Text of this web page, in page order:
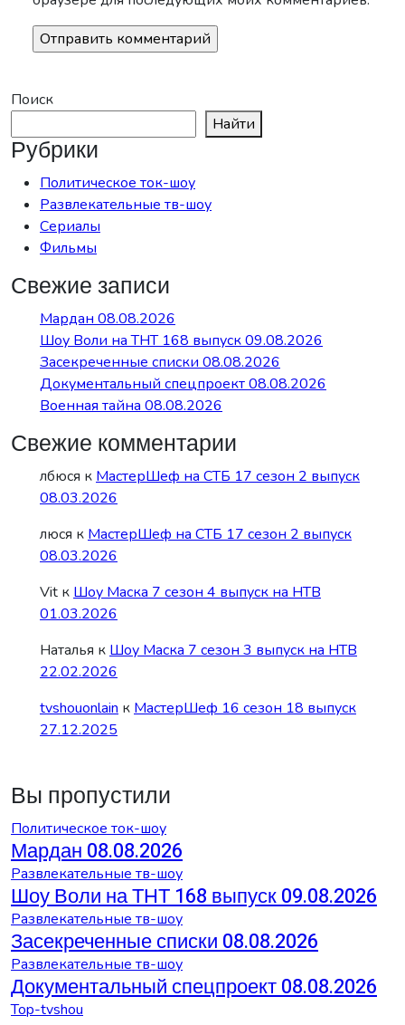
Поиск
Найти
Рубрики
Политическое ток-шоу
Развлекательные тв-шоу
Сериалы
Фильмы
Свежие записи
Мардан 08.08.2026
Шоу Воли на ТНТ 168 выпуск 09.08.2026
Засекреченные списки 08.08.2026
Документальный спецпроект 08.08.2026
Военная тайна 08.08.2026
Свежие комментарии
лбюся к МастерШеф на СТБ 17 сезон 2 выпуск
08.03.2026
люся к МастерШеф на СТБ 17 сезон 2 выпуск
08.03.2026
Vit к Шоу Маска 7 сезон 4 выпуск на НТВ
01.03.2026
Наталья к Шоу Маска 7 сезон 3 выпуск на НТВ
22.02.2026
tvshouonlain к МастерШеф 16 сезон 18 выпуск
27.12.2025
Вы пропустили
Политическое ток-шоу
Мардан 08.08.2026
Развлекательные тв-шоу
Шоу Воли на ТНТ 168 выпуск 09.08.2026
Развлекательные тв-шоу
Засекреченные списки 08.08.2026
Развлекательные тв-шоу
Документальный спецпроект 08.08.2026
Top-tvshou